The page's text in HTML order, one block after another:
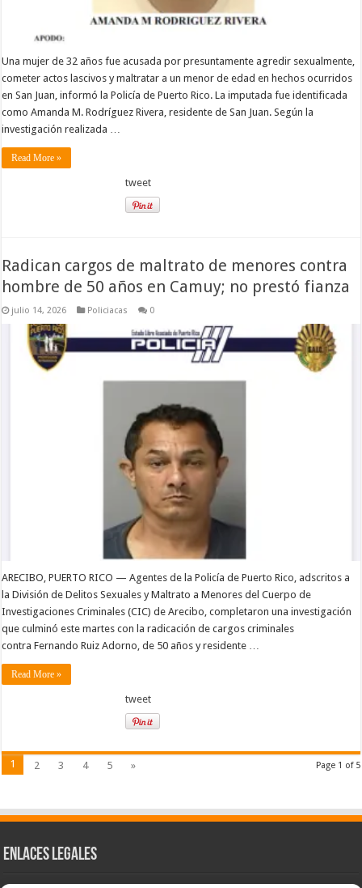
Una mujer de 32 años fue acusada por presuntamente agredir sexualmente,
cometer actos lascivos y maltratar a un menor de edad en hechos ocurridos
en San Juan, informó la Policía de Puerto Rico. La imputada fue identificada
como Amanda M. Rodríguez Rivera, residente de San Juan. Según la
investigación realizada …
Read More »
tweet
Radican cargos de maltrato de menores contra
hombre de 50 años en Camuy; no prestó fianza
julio 14, 2026 Policiacas 0
ARECIBO, PUERTO RICO — Agentes de la Policía de Puerto Rico, adscritos a
la División de Delitos Sexuales y Maltrato a Menores del Cuerpo de
Investigaciones Criminales (CIC) de Arecibo, completaron una investigación
que culminó este martes con la radicación de cargos criminales
contra Fernando Ruiz Adorno, de 50 años y residente …
Read More »
tweet
Page 1 of 5
1 2 3 4 5 »
Enlaces Legales